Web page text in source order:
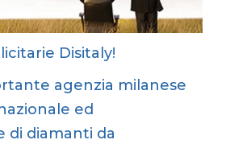
Disitaly!
agenzia milanese
ed
di diamanti da